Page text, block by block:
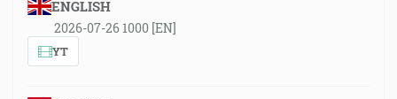
ENGLISH
2026-07-26 1000 [EN]
YT